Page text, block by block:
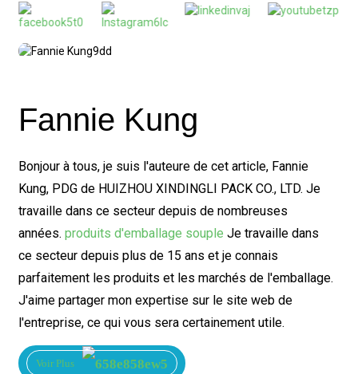
Fannie Kung
Bonjour à tous, je suis l'auteure de cet article, Fannie
Kung, PDG de HUIZHOU XINDINGLI PACK CO., LTD. Je
travaille dans ce secteur depuis de nombreuses
années. produits d'emballage souple Je travaille dans
ce secteur depuis plus de 15 ans et je connais
parfaitement les produits et les marchés de l'emballage.
J'aime partager mon expertise sur le site web de
l'entreprise, ce qui vous sera certainement utile.
Voir Plus